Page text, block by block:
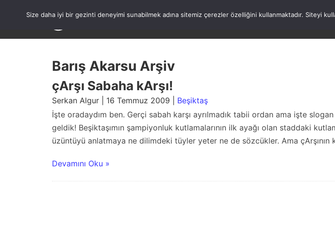
ANASAYFA
Barış Akarsu Arşiv
çArşı Sabaha kArşı!
Serkan Algur | 16 Temmuz 2009 | Beşiktaş
İşte oradaydım ben. Gerçi sabah karşı ayrılmadık tabii ordan ama işte
geldik! Beşiktaşımın şampiyonluk kutlamalarının ilk ayağı olan staddaki
üzüntüyü anlatmaya ne dilimdeki tüyler yeter ne de sözcükler. Ama çArşının
Devamını Oku »
Size daha iyi bir gezinti deneyimi sunabilmek adına sitemiz çerezler özelliğini kullanmaktadır. Siteyi